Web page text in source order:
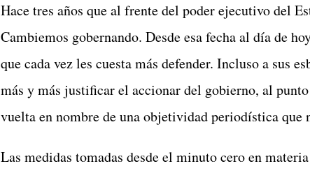
Hace tres años que al frente del poder ejecutivo del
Cambiemos gobernando. Desde esa fecha al día de
que cada vez les cuesta más defender. Incluso a sus
más y más justificar el accionar del gobierno, al
vuelta en nombre de una objetividad periodística
Las medidas tomadas desde el minuto cero en